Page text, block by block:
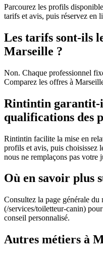
Parcourez les profils
tarifs et avis, puis réservez en
Les tarifs sont-ils
Marseille ?
Non. Chaque professionnel
Comparez les offres à
Rintintin garantit-
qualifications des
Rintintin facilite la mise en
profils et avis, puis
nous ne remplaçons pas votre
Où en savoir plus
Consultez la page générale
(/services/toiletteur-canin)
conseil personnalisé.
Autres métiers à